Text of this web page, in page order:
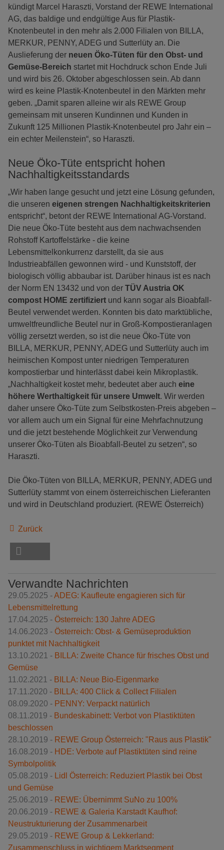
kündigt Marcel Haraszti, Vorstand der REWE International
AG, das baldige und endgültige Aus für Plastik-
Knotenbeutel in den mehr als 2.000 Filialen von BILLA,
MERKUR, PENNY, ADEG und Sutterlüty an. Die
Auslieferung der neuen Öko-Tüten für den Obst- und
Gemüse-Bereich startet mit Hochdruck schon Ende Juli
und wird bis 26. Oktober abgeschlossen sein. Ab dann
wird es keine Plastik-Knotenbeutel in den Märkten mehr
geben. „Damit sparen alleine wir als REWE Group
gemeinsam mit unseren Kundinnen und Kunden in
Zukunft 125 Millionen Plastik-Knotenbeutel pro Jahr ein –
ein echter Meilenstein“, so Haraszti.
Neue Öko-Tüte entspricht hohen
Nachhaltigkeitsstandards
„Wir haben lange gesucht und jetzt eine Lösung gefunden,
die unseren eigenen strengen Nachhaltigkeitskriterien
entspricht“, betont der REWE International AG-Vorstand.
Die neue Öko-Tüte besteht aus dem nachwachsenden
Rohstoff Kartoffelstärke - die keine
Lebensmittelkonkurrenz darstellt, da sie aus
Industrieabfällen gewonnen wird - und Kunststoff, der
biologisch völlig abbaubar ist. Darüber hinaus ist es nach
der Norm EN 13432 und von der TÜV Austria OK
compost HOME zertifiziert und kann sogar als Bioabfall-
Beutel verwendet werden. Konnten bis dato marktübliche,
umweltfreundliche Beutel nur in Groß-Kompostieranlagen
völlig zersetzt werden, so ist die neue Öko-Tüte von
BILLA, MERKUR, PENNY, ADEG und Sutterlüty auch im
heimischen Kompost unter niedrigen Temperaturen
kompostierbar und hinterlässt dabei kein Mikroplastik.
„Nachhaltigkeit kostet mehr, bedeutet aber auch eine
höhere Werthaltigkeit für unsere Umwelt. Wir werden
daher unsere Öko-Tüte zum Selbstkosten-Preis abgeben –
vor allem auch um ein Signal für eine Mehrfachnutzung
und die jetzt bestehende Möglichkeit zur Verwendung
unserer Öko-Tüten als Bioabfall-Beutel zu setzen“, so
Haraszti.
Die Öko-Tüten von BILLA, MERKUR, PENNY, ADEG und
Sutterlüty stammt von einem österreichischen Lieferanten
und wird in Deutschland produziert. (REWE Österreich)
Zurück
Verwandte Nachrichten
29.05.2025 -ADEG: Kaufleute engagieren sich für
Lebensmittelrettung
17.04.2025 - Österreich: 130 Jahre ADEG
14.06.2023 - Österreich: Obst- & Gemüseproduktion
punktet mit Nachhaltigkeit
13.10.2021 - BILLA: Zweite Chance für frisches Obst und
Gemüse
11.02.2021 - BILLA: Neue Bio-Eigenmarke
17.11.2020 - BILLA: 400 Click & Collect Filialen
08.09.2020 - PENNY: Verpackt natürlich
08.11.2019 - Bundeskabinett: Verbot von Plastiktüten
beschlossen
28.10.2019 - REWE Group Österreich: "Raus aus Plastik"
16.08.2019 - HDE: Verbote auf Plastiktüten sind reine
Symbolpolitik
05.08.2019 - Lidl Österreich: Reduziert Plastik bei Obst
und Gemüse
25.06.2019 - REWE: Übernimmt SuNo zu 100%
20.06.2019 - REWE & Galeria Karstadt Kaufhof:
Neustrukturierung der Zusammenarbeit
29.05.2019 - REWE Group & Lekkerland:
Zusammenschluss in wichtigem Marktsegment